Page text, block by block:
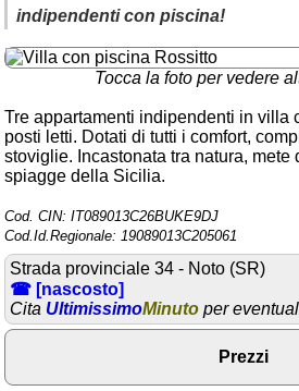
indipendenti con piscina!
Tocca la foto per vedere
Tre appartamenti indipendenti in villa
posti letti. Dotati di tutti i comfort,
stoviglie. Incastonata tra natura,
spiagge della Sicilia.
Cod. CIN: IT089013C26BUKE9DJ
Cod.Id.Regionale: 19089013C205061
Strada provinciale 34 - Noto (SR)
☎ [nascosto]
Cita UltimissimoMinuto per
Prezzi
🕐 First Minute
🔍 Cerca
➕ Inserisci annuncio
Ottenere il CIN
Blog
Eventi e cose da vedere
➕ Segnala evento
Area riservata